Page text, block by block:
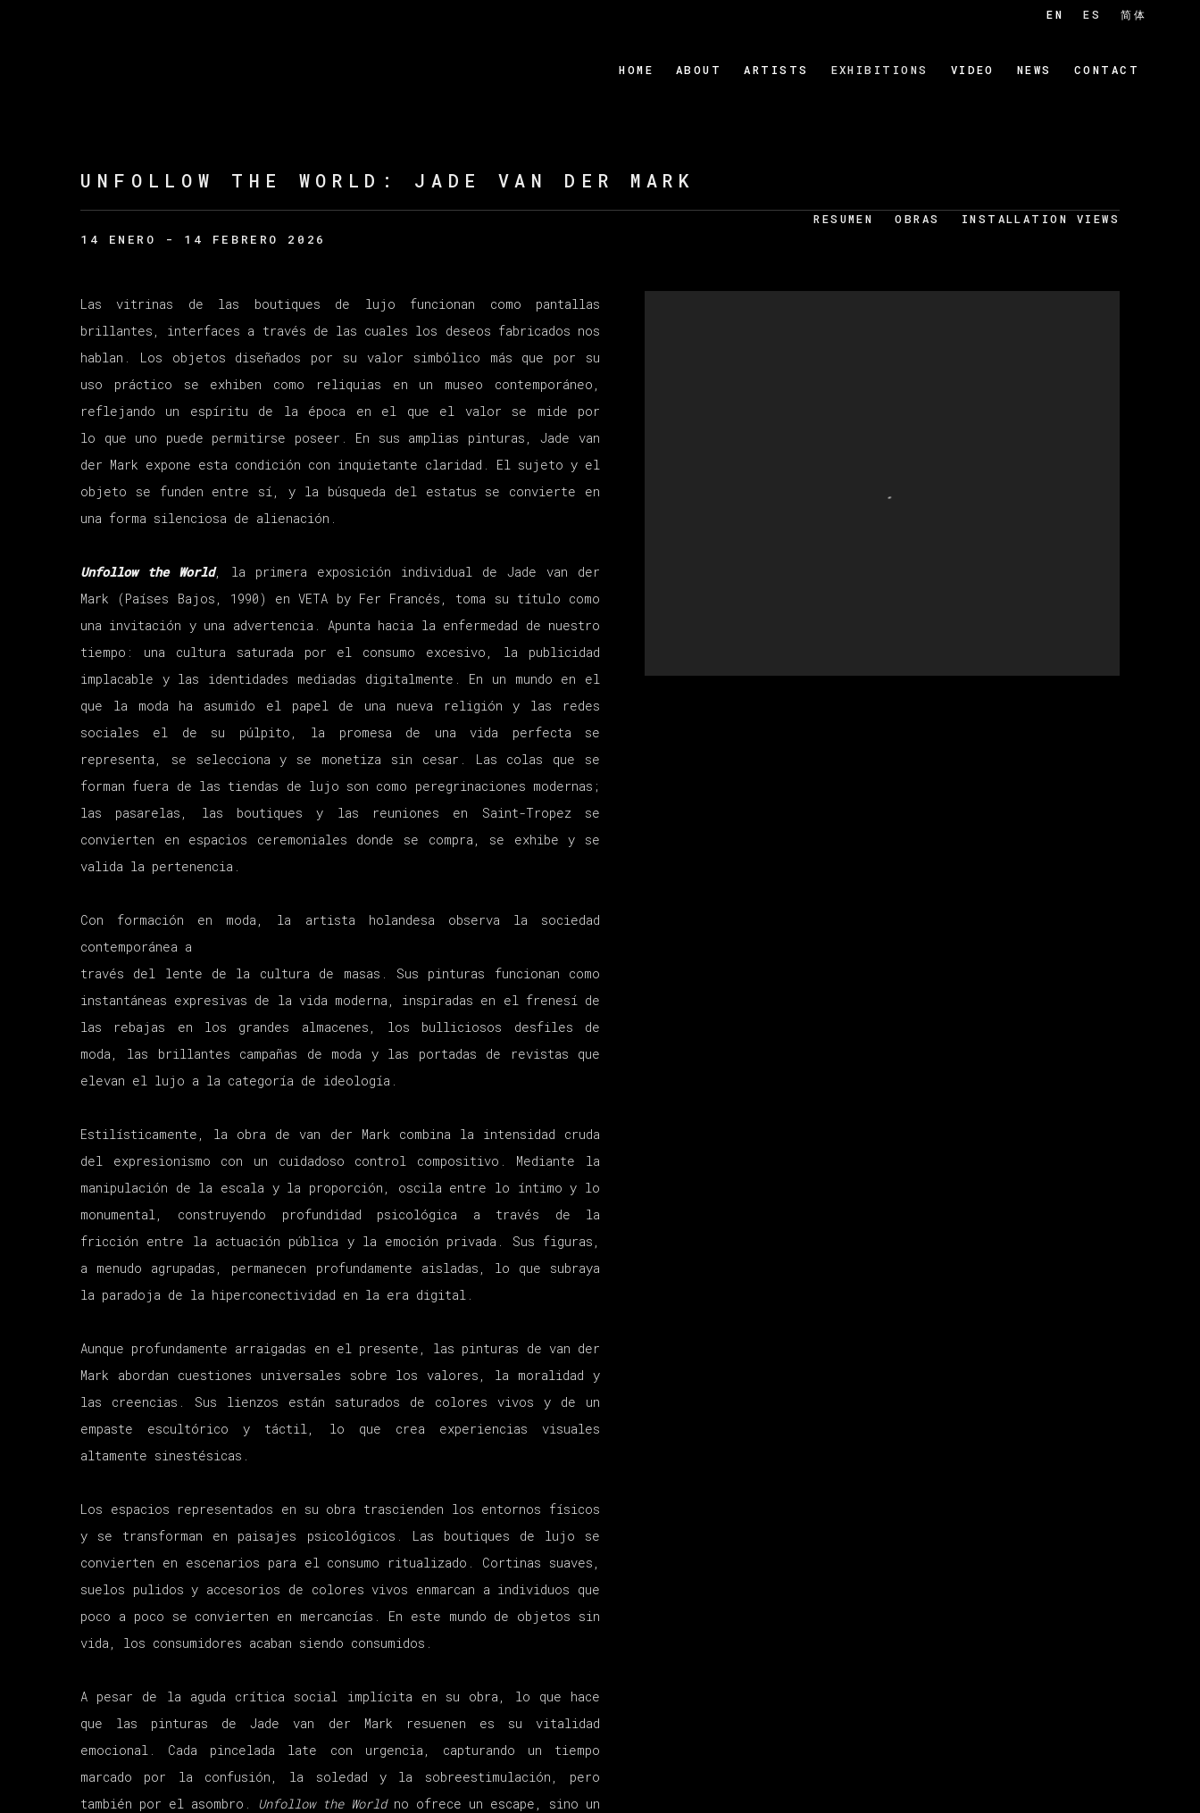
HOME ABOUT ARTISTS EXHIBITIONS VIDEO NEWS CONTACT
EN ES 简体
UNFOLLOW THE WORLD : JADE VAN DER MARK
14 ENERO - 14 FEBRERO 2026
RESUMEN OBRAS INSTALLATION VIEWS
Las vitrinas de las boutiques de lujo funcionan como pantallas
brillantes, interfaces a través de las cuales los deseos fabricados nos
hablan. Los objetos diseñados por su valor simbólico más que por su
uso práctico se exhiben como reliquias en un museo contemporáneo,
reflejando un espíritu de la época en el que el valor se mide por
lo que uno puede permitirse poseer. En sus amplias pinturas, Jade van
der Mark expone esta condición con inquietante claridad. El sujeto y el
objeto se funden entre sí, y la búsqueda del estatus se convierte en
una forma silenciosa de alienación.
Unfollow the World, la primera exposición individual de Jade van der
Mark (Países Bajos, 1990) en VETA by Fer Francés, toma su título como
una invitación y una advertencia. Apunta hacia la enfermedad de nuestro
tiempo: una cultura saturada por el consumo excesivo, la publicidad
implacable y las identidades mediadas digitalmente. En un mundo en el
que la moda ha asumido el papel de una nueva religión y las redes
sociales el de su púlpito, la promesa de una vida perfecta se
representa, se selecciona y se monetiza sin cesar. Las colas que se
forman fuera de las tiendas de lujo son como peregrinaciones modernas;
las pasarelas, las boutiques y las reuniones en Saint-Tropez se
convierten en espacios ceremoniales donde se compra, se exhibe y se
valida la pertenencia.
Con formación en moda, la artista holandesa observa la sociedad
contemporánea a
través del lente de la cultura de masas. Sus pinturas funcionan como
instantáneas expresivas de la vida moderna, inspiradas en el frenesí de
las rebajas en los grandes almacenes, los bulliciosos desfiles de
moda, las brillantes campañas de moda y las portadas de revistas que
elevan el lujo a la categoría de ideología.
Estilísticamente, la obra de van der Mark combina la intensidad cruda
del expresionismo con un cuidadoso control compositivo. Mediante la
manipulación de la escala y la proporción, oscila entre lo íntimo y lo
monumental, construyendo profundidad psicológica a través de la
fricción entre la actuación pública y la emoción privada. Sus figuras,
a menudo agrupadas, permanecen profundamente aisladas, lo que subraya
la paradoja de la hiperconectividad en la era digital.
Aunque profundamente arraigadas en el presente, las pinturas de van der
Mark abordan cuestiones universales sobre los valores, la moralidad y
las creencias. Sus lienzos están saturados de colores vivos y de un
empaste escultórico y táctil, lo que crea experiencias visuales
altamente sinestésicas.
Los espacios representados en su obra trascienden los entornos físicos
y se transforman en paisajes psicológicos. Las boutiques de lujo se
convierten en escenarios para el consumo ritualizado. Cortinas suaves,
suelos pulidos y accesorios de colores vivos enmarcan a individuos que
poco a poco se convierten en mercancías. En este mundo de objetos sin
vida, los consumidores acaban siendo consumidos.
A pesar de la aguda crítica social implícita en su obra, lo que hace
que las pinturas de Jade van der Mark resuenen es su vitalidad
emocional. Cada pincelada late con urgencia, capturando un tiempo
marcado por la confusión, la soledad y la sobreestimulación, pero
también por el asombro. Unfollow the Worldno ofrece un escape, sino un